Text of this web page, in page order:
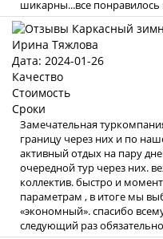
шикарны...все понравилось
Ирина Тяжлова
Дата: 2024-01-26
Качество
Стоимость
Сроки
Замечательная
границу через них и по
активный отдых на пару
очередной тур через них.
коллектив. быстро и
параметрам , в итоге мы
«экономный». спасибо
следующий раз